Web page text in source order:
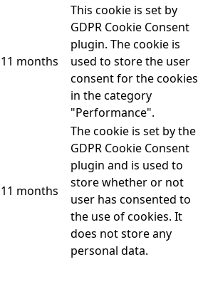
11 months
This cookie is set by
GDPR Cookie Consent
plugin. The cookie is
used to store the user
consent for the cookies
in the category
"Performance".
11 months
The cookie is set by the
GDPR Cookie Consent
plugin and is used to
store whether or not
user has consented to
the use of cookies. It
does not store any
personal data.